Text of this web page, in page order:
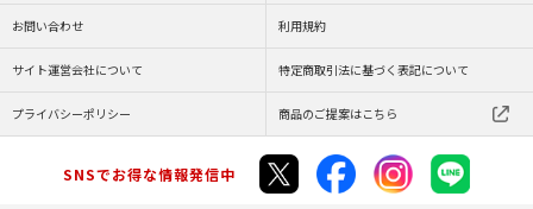
お問い合わせ 利用規約
サイト運営会社について 特定商取引法に基づく表記について
プライバシーポリシー 商品のご提案はこちら
SNSでお得な情報発信中